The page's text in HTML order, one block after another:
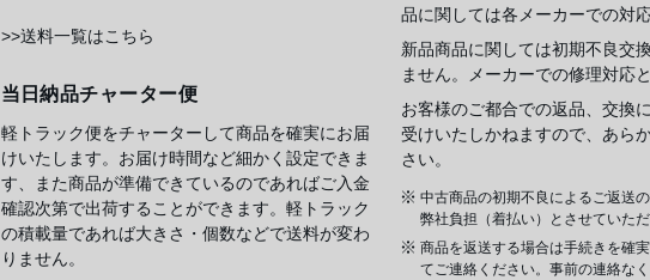
>>送料一覧はこちら
当日納品チャーター便
軽トラック便をチャーターして商品を確実にお届
けいたします。お届け時間など細かく設定できま
す、また商品が準備できているのであればご入金
確認次第で出荷することができます。軽トラック
の積載量であれば大きさ・個数などで送料が変わ
りません。
品に関しては各メーカーでの対
新品商品に関しては初期不良交
ません。メーカーでの修理対応
お客様のご都合での返品、交換
受けいたしかねますので、あら
さい。
中古商品の初期不良によるご返送
弊社負担（着払い）とさせていただ
商品を返送する場合は手続きを確
てご連絡ください。事前の連絡な